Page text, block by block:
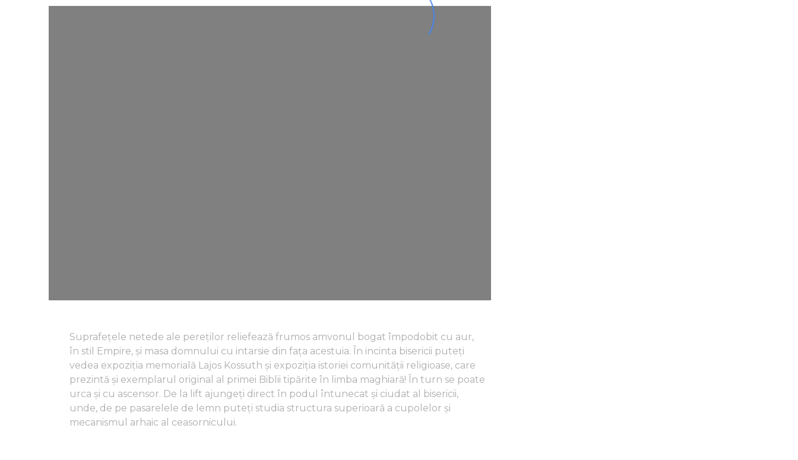
Suprafețele netede ale pereților reliefează frumos amvonul bogat împodobit cu aur,
în stil Empire, și masa domnului cu intarsie din fața acestuia. În incinta bisericii puteți
vedea expoziția memorială Lajos Kossuth și expoziția istoriei comunității religioase, care
prezintă și exemplarul original al primei Biblii tipărite în limba maghiară! În turn se poate
urca și cu ascensor. De la lift ajungeți direct în podul întunecat și ciudat al bisericii,
unde, de pe pasarelele de lemn puteți studia structura superioară a cupolelor și
mecanismul arhaic al ceasornicului.